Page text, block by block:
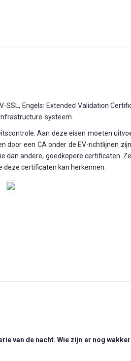
SSL, Engels: Extended Validation
systeem.
Aan deze eisen moeten
een CA onder de EV-richtlijnen
dan andere, goedkopere certificaten.
certificaten kan herkennen.
van de nacht. Wie zijn er nog